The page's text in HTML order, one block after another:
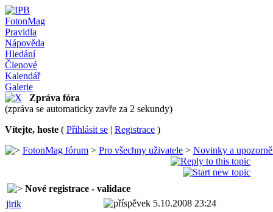
FotonMag
Pravidla
Nápověda
Hledání
Členové
Kalendář
Galerie
Zpráva fóra
(zpráva se automaticky zavře za 2 sekundy)
Vítejte, hoste ( Přihlásit se | Registrace )
FotonMag fórum > Pro všechny uživatele > Novinky a
Nové registrace - validace
jirik
5.10.2008 23:24